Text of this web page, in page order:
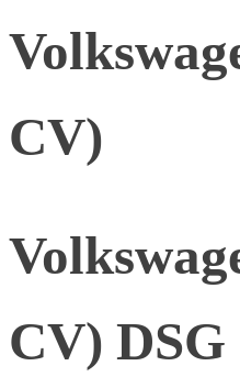
CV)
CV) DSG